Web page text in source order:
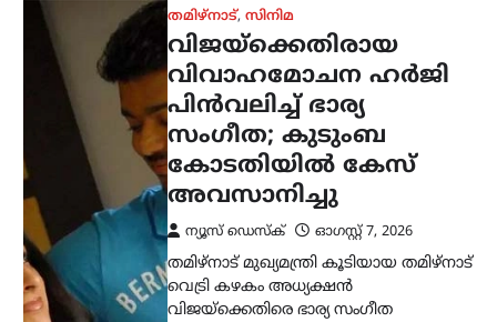
കേന്ദ്രത്തിന്റെ
എഥനോൾ-പെട്രോൾ
നയത്തിനെതിരെ
ജനകീയ പ്രതിഷേധം
ശക്തമാക്കും;
മുന്നറിയിപ്പുമായി
സിപിഐഎം
ന്യൂസ് ഡെസ്ക് ഓഗസ്റ്റ്‌ 7, 2026
കേന്ദ്ര സർക്കാറിന്റെ എഥനോൾ-
പെട്രോൾ നയത്തിനെതിരെ രൂക്ഷ
വിമർശനവുമായി സിപിഐഎം പോളിറ്റ്